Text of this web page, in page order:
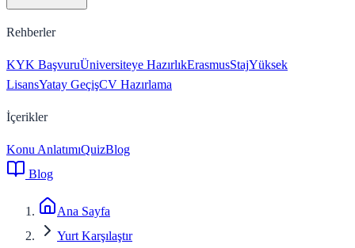
Rehberler
KYK BaşvuruÜniversiteye HazırlıkErasmusStajYüksek
LisansYatay GeçişCV Hazırlama
İçerikler
Konu AnlatımıQuizBlog
Blog
Ana Sayfa
Yurt Karşılaştır